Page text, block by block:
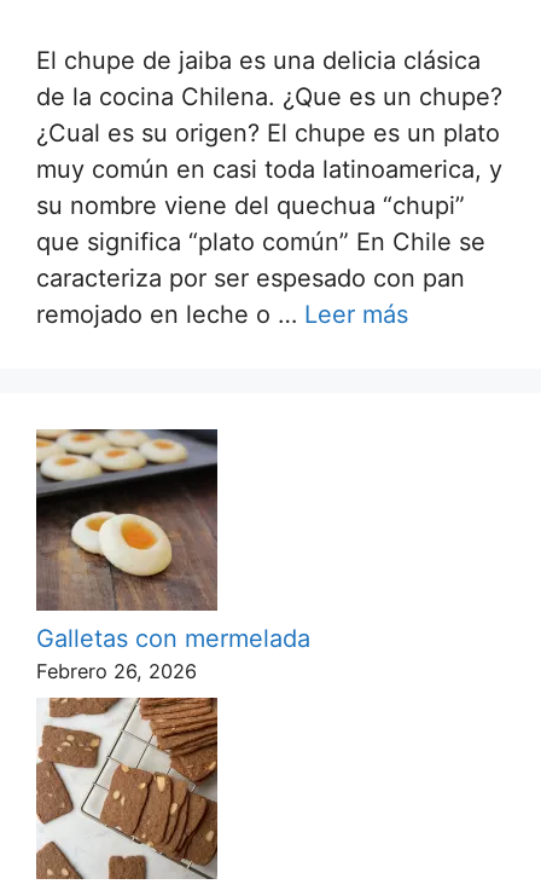
El chupe de jaiba es una delicia clásica
de la cocina Chilena. ¿Que es un chupe?
¿Cual es su origen? El chupe es un plato
muy común en casi toda latinoamerica, y
su nombre viene del quechua “chupi”
que significa “plato común” En Chile se
caracteriza por ser espesado con pan
remojado en leche o … Leer más
Galletas con mermelada
Febrero 26, 2026